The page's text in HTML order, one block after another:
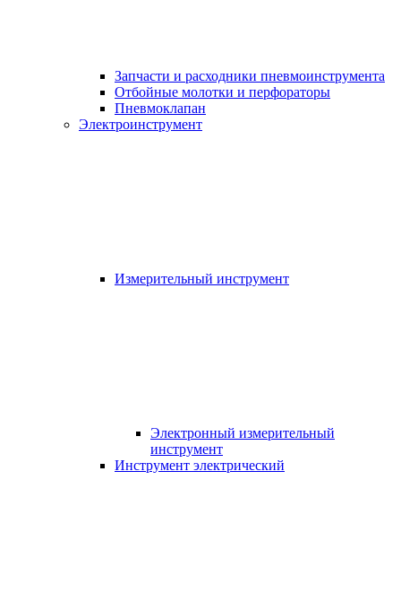
Запчасти и расходники пневмоинструмента
Отбойные молотки и перфораторы
Пневмоклапан
Электроинструмент
Измерительный инструмент
Электронный измерительный
инструмент
Инструмент электрический